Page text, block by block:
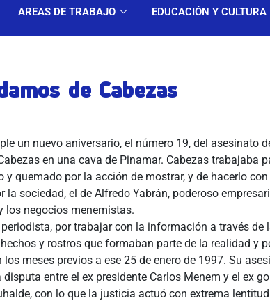
AREAS DE TRABAJO EDUCACIÓN Y CULTURA
GREMIALES AREAS DE TRABAJO
de Cabezas
un nuevo aniversario, el número 19, del asesinato
en una cava de Pinamar. Cabezas trabajaba
y quemado por la acción de mostrar, y de hacerlo
la sociedad, el de Alfredo Yabrán, poderoso
los negocios menemistas.
por trabajar con la información a través de
y rostros que formaban parte de la realidad y
meses previos a ese 25 de enero de 1997. Su
entre el ex presidente Carlos Menem y el ex
con lo que la justicia actuó con extrema